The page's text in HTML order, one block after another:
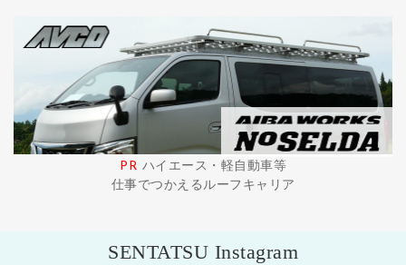
PR ハイエース・軽自動車等
仕事でつかえるルーフキャリア
SENTATSU Instagram